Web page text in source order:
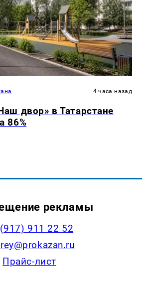
4 часа назад
двор» в Татарстане
86%
рекламы
911 22 52
Прайс-лист